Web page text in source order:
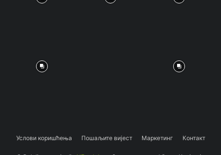
Услови коришћења Пошаљите вијест Маркетинг Контакт